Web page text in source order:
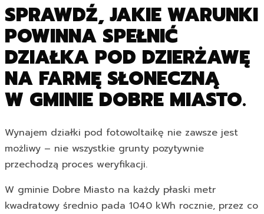
SPRAWDŹ, JAKIE WARUNKI
POWINNA SPEŁNIĆ
DZIAŁKA POD DZIERŻAWĘ
NA FARMĘ SŁONECZNĄ
W GMINIE DOBRE MIASTO.
Wynajem działki pod fotowoltaikę nie zawsze jest
możliwy – nie wszystkie grunty pozytywnie
przechodzą proces weryfikacji.
W gminie Dobre Miasto na każdy płaski metr
kwadratowy średnio pada 1040 kWh rocznie, przez co